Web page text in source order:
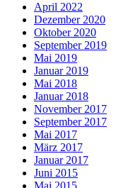
April 2022
Dezember 2020
Oktober 2020
September 2019
Mai 2019
Januar 2019
Mai 2018
Januar 2018
November 2017
September 2017
Mai 2017
März 2017
Januar 2017
Juni 2015